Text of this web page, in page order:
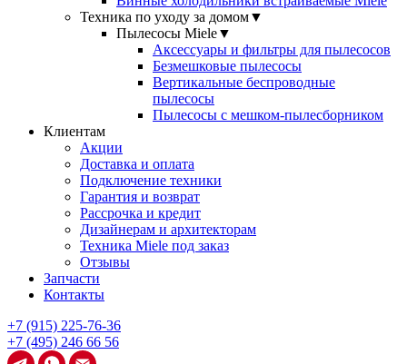
Техника по уходу за домом▼
Пылесосы Miele▼
Аксессуары и фильтры для пылесосов
Безмешковые пылесосы
Вертикальные беспроводные
пылесосы
Пылесосы с мешком-пылесборником
Клиентам
Акции
Доставка и оплата
Подключение техники
Гарантия и возврат
Рассрочка и кредит
Дизайнерам и архитекторам
Техника Miele под заказ
Отзывы
Запчасти
Контакты
+7 (915) 225-76-36
+7 (495) 246 66 56